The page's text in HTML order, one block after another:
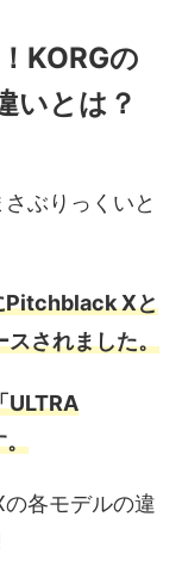
KORGの
いとは？
ぶりっくいと
Pitchblack Xと
スされました。
ULTRA
。
各モデルの違